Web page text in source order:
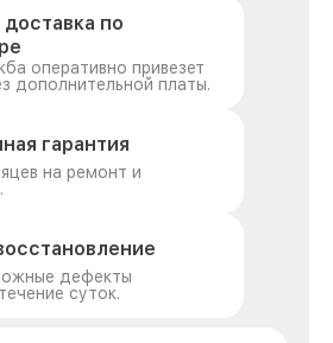
по
оперативно привезет
дополнительной платы.
гарантия
на ремонт и
дефекты
суток.